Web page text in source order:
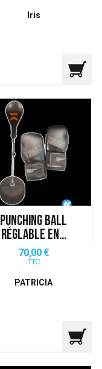
Iris
PUNCHING BALL
RÉGLABLE EN...
Prix
70,00 €
TTC
PATRICIA